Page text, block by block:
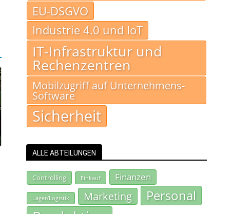
EU-DSGVO
Industrie 4.0 und IoT
IT-Infrastruktur und
Rechenzentren
Mobilzugriff auf Unternehmens-
Software
Sicherheit
ALLE ABTEILUNGEN
Controlling Einkauf Finanzen
Lager/Logistik Marketing Personal